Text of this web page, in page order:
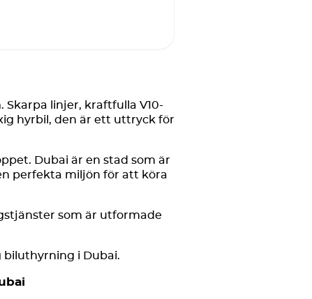
linjer, kraftfulla V10-
hyrbil, den är ett uttryck för
Dubai är en stad som är
perfekta miljön för att köra
som är utformade
i Dubai.